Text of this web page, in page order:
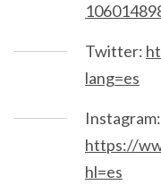
Twitter:
lang=es
Instagram:
https://
hl=es